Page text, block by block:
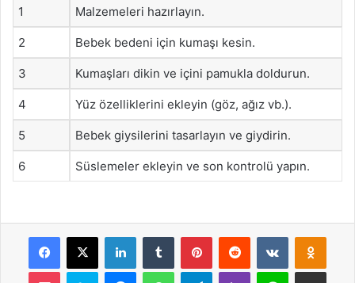
1 Malzemeleri hazırlayın.
2 Bebek bedeni için kumaşı kesin.
3 Kumaşları dikin ve içini pamukla doldurun.
4 Yüz özelliklerini ekleyin (göz, ağız vb.).
5 Bebek giysilerini tasarlayın ve giydirin.
6 Süslemeler ekleyin ve son kontrolü yapın.
Facebook
X LinkedInTumblr PinterestReddit VKontakte
Pocket Skype MessengerWhatsAppTelegramViber Line E-Posta ile